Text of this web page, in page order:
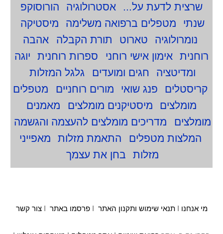
שרצית לדעת על...
אסטרולוגיה
הורוסוקפ
שנתי
מטפלים ברפואה משלימה
מיסטיקה
נומרולוגיה
טארוט תורת הקבלה
אהבה
רוחנית
אימון אישי רוחני ספרות רוחנית
יוגה
ומדיטציה
חגים ומועדים
גלגל המזלות
קריסטלים
פנג שואי מורים רוחניים
מטפלים
מומלצים
מיסטיקנים מומלצים
מאמנים
מומלצים
מדריכים מומלצים להעצמה והגשמה
המלצות מטפלים
התאמת מזלות
מאפייני
מזלות
בחן את עצמך
מי אנחנו תנאי שימוש ותקנון האתר פרסמו באתר צור קשר